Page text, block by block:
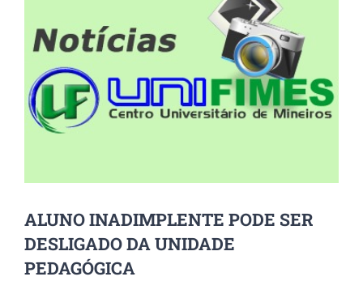
ALUNO INADIMPLENTE PODE SER
DESLIGADO DA UNIDADE
PEDAGÓGICA